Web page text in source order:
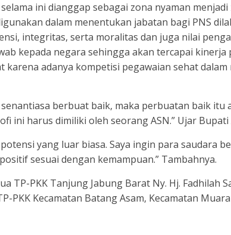
ini dianggap sebagai zona nyaman
dalam menentukan jabatan bagi PNS
integritas, serta moralitas dan juga nilai
kepada negara sehingga akan tercapai kinerja
adanya kompetisi pegawaian sehat
berbuat baik, maka perbuatan baik itu
ini harus dimiliki oleh seorang ASN.” Ujar Bupati
yang luar biasa. Saya ingin para saudara
sesuai dengan kemampuan.” Tambahnya.
TP-PKK Tanjung Jabung Barat Ny. Hj. Fadhilah
PKK Kecamatan Batang Asam, Kecamatan